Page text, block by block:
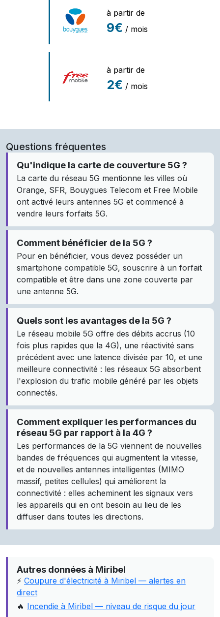
à partir de
9€ / mois
à partir de
2€ / mois
Questions fréquentes
Qu'indique la carte de couverture 5G ?
La carte du réseau 5G mentionne les villes où
Orange, SFR, Bouygues Telecom et Free Mobile
ont activé leurs antennes 5G et commencé à
vendre leurs forfaits 5G.
Comment bénéficier de la 5G ?
Pour en bénéficier, vous devez posséder un
smartphone compatible 5G, souscrire à un forfait
compatible et être dans une zone couverte par
une antenne 5G.
Quels sont les avantages de la 5G ?
Le réseau mobile 5G offre des débits accrus (10
fois plus rapides que la 4G), une réactivité sans
précédent avec une latence divisée par 10, et une
meilleure connectivité : les réseaux 5G absorbent
l'explosion du trafic mobile généré par les objets
connectés.
Comment expliquer les performances du
réseau 5G par rapport à la 4G ?
Les performances de la 5G viennent de nouvelles
bandes de fréquences qui augmentent la vitesse,
et de nouvelles antennes intelligentes (MIMO
massif, petites cellules) qui améliorent la
connectivité : elles acheminent les signaux vers
les appareils qui en ont besoin au lieu de les
diffuser dans toutes les directions.
Autres données à Miribel
⚡ Coupure d'électricité à Miribel — alertes en
direct
🔥 Incendie à Miribel — niveau de risque du jour